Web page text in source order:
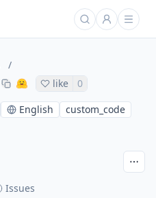
/
like
0
English custom_code
Issues